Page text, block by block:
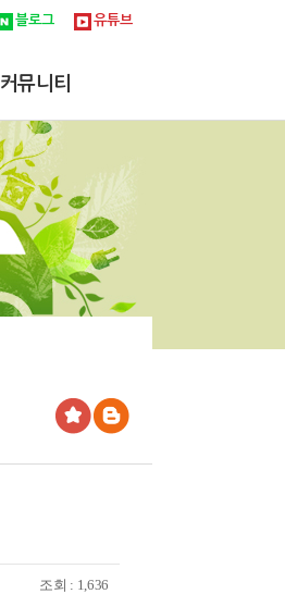
블로그 유튜브
커뮤니티
조회 : 1,636